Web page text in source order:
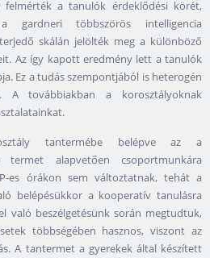
a tanulók érdeklődési körét,
gardneri többszörös intelligencia
skálán jelölték meg a különböző
Az így kapott eredmény lett a tanulók
Ez a tudás szempontjából is heterogén
A továbbiakban a korosztályoknak
tantermébe belépve az a
termet alapvetően csoportmunkára
es órákon sem változtatnak, tehát a
belépésükkor a kooperatív tanulásra
való beszélgetésünk során megtudtuk,
többségében hasznos, viszont az
A tantermet a gyerekek által készített